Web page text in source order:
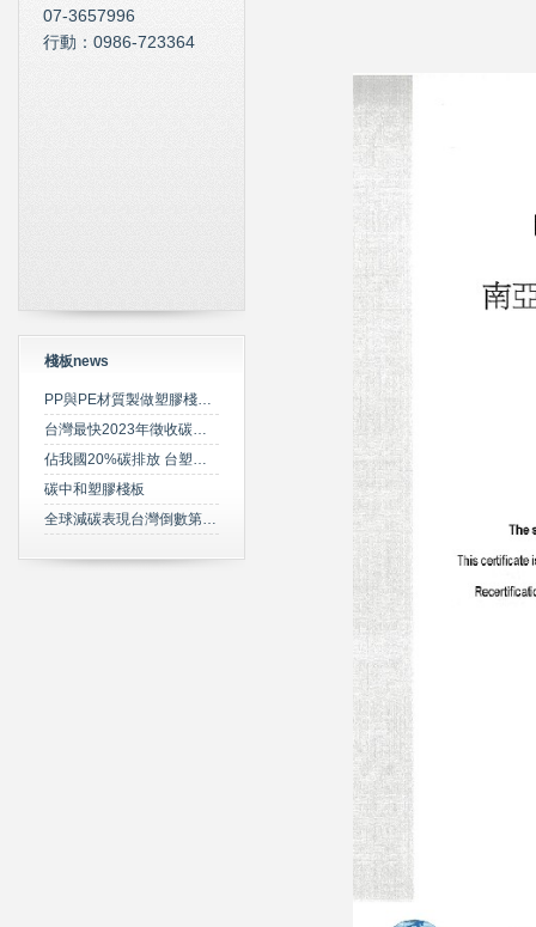
07-3657996
行動：0986-723364
棧板news
PP與PE材質製做塑膠棧板之特性比較
台灣最快2023年徵收碳費 擬定期調升費率
佔我國20%碳排放 台塑規劃2050年達成淨零碳排
碳中和塑膠棧板
全球減碳表現台灣倒數第三 綠委年底提「氣候變遷法」草案雪恥